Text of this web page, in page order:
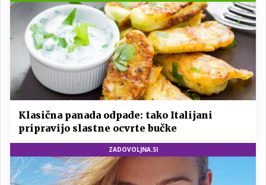
Klasična panada odpade: tako Italijani
pripravijo slastne ocvrte bučke
ZADOVOLJNA.SI